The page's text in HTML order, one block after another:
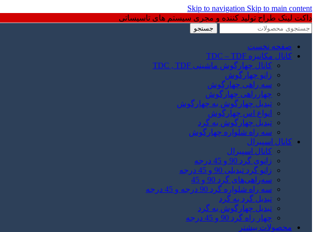
Skip to navigation Skip to main content
داکت لینک طراح تولید کننده و مجری سیستم های تاسیساتی
جستجو
صفحه نخست
کانال مکانیزه TDC – TDF
کانال چهارگوش ماشینی TDC , TDF
زانو چهارگوش
سه راهی چهارگوش
چهارراهی چهارگوش
تبدیل چهارگوش به چهارگوش
انواع اس چهارگوش
تبدیل چهارگوش به گرد
سه راه شلواره چهارگوش
کانال اسپیرال
کانال اسپیرال
زانوی گرد 90 و 45 درجه
زانو گرد تبدیلی 90 و 45 درجه
سه‌راهی‌های گرد 90 و 45
سه راه شلواره گرد 90 درجه و 45 درجه
تبدیل گرد به گرد
تبدیل چهارگوش به گرد
چهار راه گرد 90 و 45 درجه
محصولات بیشتر